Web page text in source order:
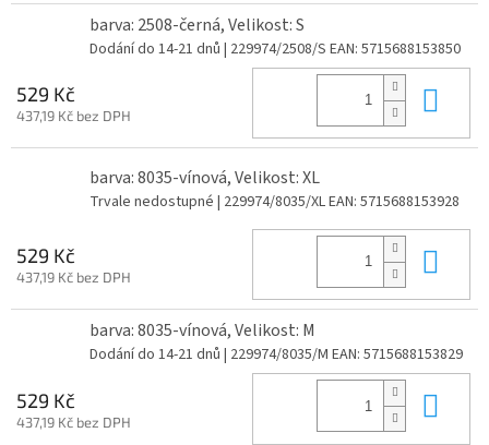
barva: 2508-černá, Velikost: S
Dodání do 14-21 dnů | 229974/2508/S EAN: 5715688153850
529 Kč
437,19 Kč bez DPH
barva: 8035-vínová, Velikost: XL
Trvale nedostupné | 229974/8035/XLEAN: 5715688153928
529 Kč
437,19 Kč bez DPH
barva: 8035-vínová, Velikost: M
Dodání do 14-21 dnů | 229974/8035/M EAN: 5715688153829
529 Kč
437,19 Kč bez DPH